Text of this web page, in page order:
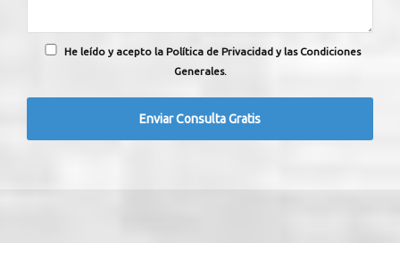
He leído y acepto la Política de Privacidad y las Condiciones
Generales.